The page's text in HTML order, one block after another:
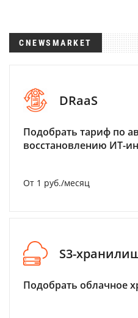
CNEWSMARKET
DRaaS
Подобрать тариф по
восстановлению ИТ-
От 1 руб./месяц
S3-
Подобрать облачное